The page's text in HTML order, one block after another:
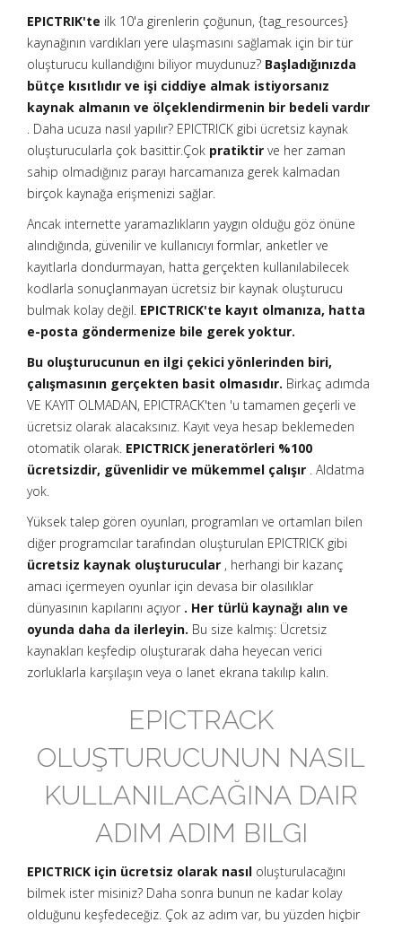
EPICTRIK'te ilk 10'a girenlerin çoğunun, {tag_resources}
kaynağının vardıkları yere ulaşmasını sağlamak için bir tür
oluşturucu kullandığını biliyor muydunuz? Başladığınızda
bütçe kısıtlıdır ve işi ciddiye almak istiyorsanız
kaynak almanın ve ölçeklendirmenin bir bedeli vardır
. Daha ucuza nasıl yapılır? EPICTRICK gibi ücretsiz kaynak
oluşturucularla çok basittir.Çok pratiktir ve her zaman
sahip olmadığınız parayı harcamanıza gerek kalmadan
birçok kaynağa erişmenizi sağlar.
Ancak internette yaramazlıkların yaygın olduğu göz önüne
alındığında, güvenilir ve kullanıcıyı formlar, anketler ve
kayıtlarla dondurmayan, hatta gerçekten kullanılabilecek
kodlarla sonuçlanmayan ücretsiz bir kaynak oluşturucu
bulmak kolay değil. EPICTRICK'te kayıt olmanıza, hatta
e-posta göndermenize bile gerek yoktur.
Bu oluşturucunun en ilgi çekici yönlerinden biri,
çalışmasının gerçekten basit olmasıdır. Birkaç adımda
VE KAYIT OLMADAN, EPICTRACK'ten 'u tamamen geçerli ve
ücretsiz olarak alacaksınız. Kayıt veya hesap beklemeden
otomatik olarak. EPICTRICK jeneratörleri %100
ücretsizdir, güvenlidir ve mükemmel çalışır . Aldatma
yok.
Yüksek talep gören oyunları, programları ve ortamları bilen
diğer programcılar tarafından oluşturulan EPICTRICK gibi
ücretsiz kaynak oluşturucular , herhangi bir kazanç
amacı içermeyen oyunlar için devasa bir olasılıklar
dünyasının kapılarını açıyor . Her türlü kaynağı alın ve
oyunda daha da ilerleyin. Bu size kalmış: Ücretsiz
kaynakları keşfedip oluşturarak daha heyecan verici
zorluklarla karşılaşın veya o lanet ekrana takılıp kalın.
EPICTRACK
OLUŞTURUCUNUN NASIL
KULLANILACAĞINA DAIR
ADIM ADIM BILGI
EPICTRICK için ücretsiz olarak nasıl oluşturulacağını
bilmek ister misiniz? Daha sonra bunun ne kadar kolay
olduğunu keşfedeceğiz. Çok az adım var, bu yüzden hiçbir